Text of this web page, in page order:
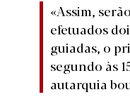
«Assim,
efetuados
guiadas, o
segundo às
autarquia